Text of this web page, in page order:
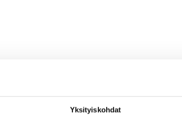
Yksityiskohdat
Tekniset tiedot ja laivakartta